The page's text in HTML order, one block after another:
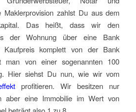
Maklerprovision zahlst Du aus dem
Das heißt, dass wir den
der Wohnung über eine Bank
komplett von der Bank
man von einer sogenannten 100
Hier siehst Du nun, wie wir vom
profitieren. Wir besitzen nur
aber eine Immobilie im Wert von